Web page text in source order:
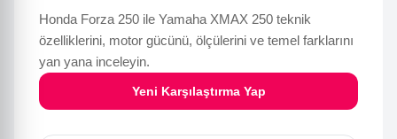
Honda Forza 250 ile Yamaha XMAX 250 teknik
özelliklerini, motor gücünü, ölçülerini ve temel farklarını
yan yana inceleyin.
Yeni Karşılaştırma Yap